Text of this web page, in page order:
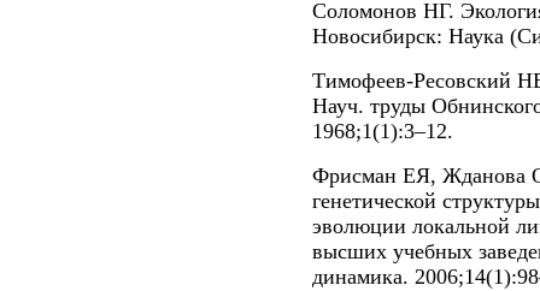
Соломонов НГ.
Новосибирск: Наука
Тимофеев-Ресовский
Науч. труды
1968;1(1):3–12.
Фрисман ЕЯ, Жданова
генетической
эволюции локальной
высших учебных
динамика.